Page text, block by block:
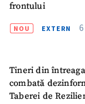
frontului
NOU EXTERN
Tineri din
combată
Taberei de